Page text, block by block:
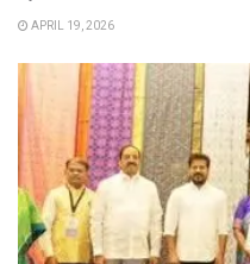
APRIL 19, 2026